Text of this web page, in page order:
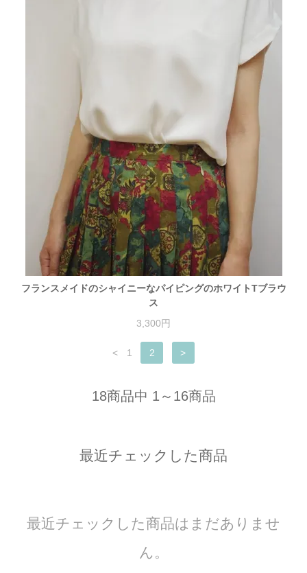
フランスメイドのシャイニーなパイピングのホワイトTブラウ
ス
3,300円
< 1 2 >
18商品中 1～16商品
最近チェックした商品
最近チェックした商品はまだありませ
ん。